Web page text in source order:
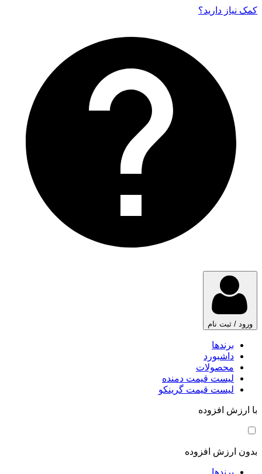
کمک نیاز دارید‌؟
ورود / ثبت نام
برندها
داشبورد
محصولات
لیست قیمت دمنده
لیست قیمت گرینکو
با ارزش افزوده
بدون ارزش افزوده
برندها